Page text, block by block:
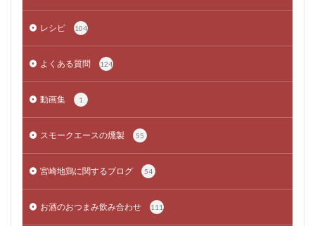
レシピ 104
よくある質問 124
動画集 1
スモークエースの燻製 55
宮崎地鶏に関するブログ 54
お酒のおつまみ飲み合わせ 111